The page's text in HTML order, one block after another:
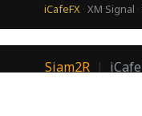
iCafeFX· XM Signal ·
Siam2R |